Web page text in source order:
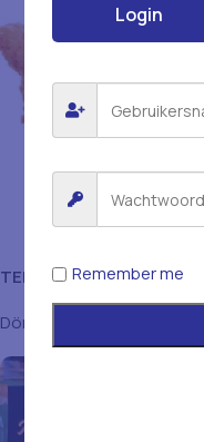
TENDER’S HALAL CHICKEN
FOSTER ZAK
Döner & Kip
Login
Remember me